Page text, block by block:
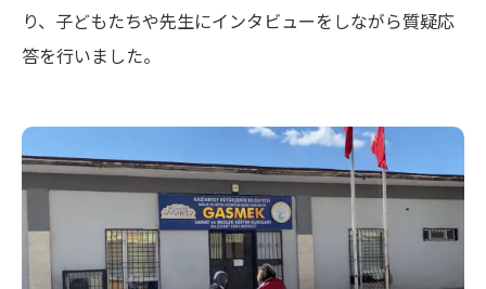
り、子どもたちや先生にインタビューをしながら質疑応
答を行いました。